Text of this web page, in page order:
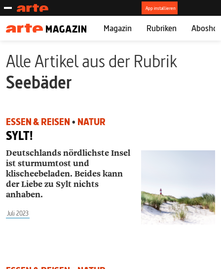
Magazin Rubriken
Alle Artikel aus der Rubrik
Seebäder
ESSEN & REISEN • NATUR
SYLT!
Deutschlands nördlichste Insel
ist sturmumtost und
klischeebeladen. Beides kann
der Liebe zu Sylt nichts
anhaben.
Juli 2023